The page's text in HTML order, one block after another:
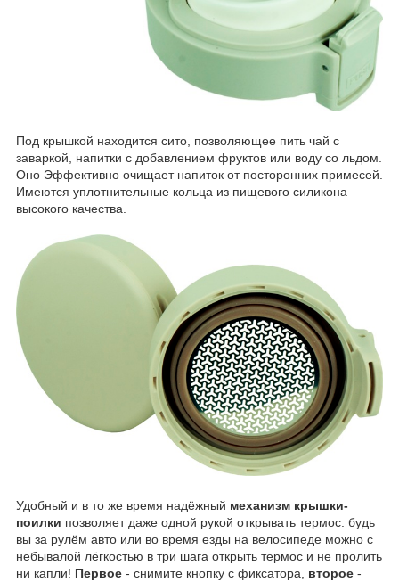
Под крышкой находится сито, позволяющее пить чай с
заваркой, напитки с добавлением фруктов или воду со льдом.
Оно Эффективно очищает напиток от посторонних примесей.
Имеются уплотнительные кольца из пищевого силикона
высокого качества.
​Удобный и в то же время надёжный механизм крышки-
поилки позволяет даже одной рукой открывать термос: будь
вы за рулём авто или во время езды на велосипеде можно с
небывалой лёгкостью в три шага открыть термос и не пролить
ни капли! Первое - снимите кнопку с фиксатора, второе -